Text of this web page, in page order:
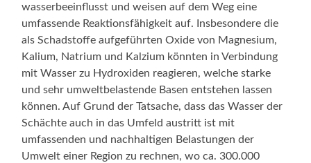
wasserbeeinflusst und weisen auf dem Weg eine
umfassende Reaktionsfähigkeit auf. Insbesondere die
als Schadstoffe aufgeführten Oxide von Magnesium,
Kalium, Natrium und Kalzium könnten in Verbindung
mit Wasser zu Hydroxiden reagieren, welche starke
und sehr umweltbelastende Basen entstehen lassen
können. Auf Grund der Tatsache, dass das Wasser der
Schächte auch in das Umfeld austritt ist mit
umfassenden und nachhaltigen Belastungen der
Umwelt einer Region zu rechnen, wo ca. 300.000